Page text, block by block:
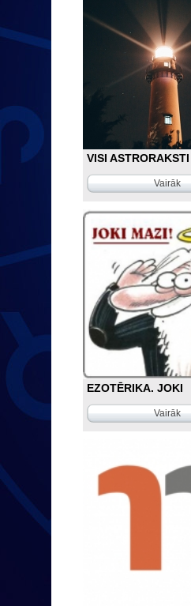
VISI ASTRORAKSTI
Vairāk
EZOTĒRIKA. JOKI
Vairāk